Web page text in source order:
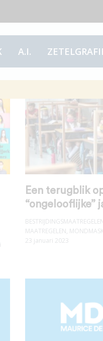
A.I.
Een terugblik
“ongelooflijke”
MAATREGELEN,
23 januari 2023